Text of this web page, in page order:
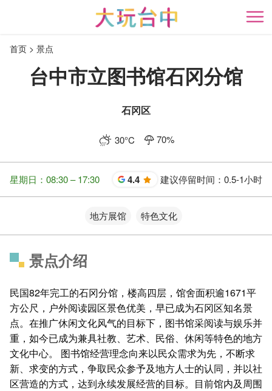
开
首页 景点
台中市立图书馆石冈分馆
石冈区
30°C 70%
星期日：08:30 – 17:30 4.4 星 建议停留时间： 0.5-1小时
地方展馆 特色文化
景点介绍
民国82年完工的石冈分馆，楼高四层，馆舍面积逾1671平
方公尺，户外阅读园区景色优美，早已成为石冈区知名景
点。在推广休闲文化风气的目标下，图书馆采阅读与娱乐并
重，如今已成为兼具社教、艺术、民俗、休闲等特色的地方
文化中心。 图书馆经营理念向来以民众需求为先，不断求
新、求变的方式，争取民众参予及地方人士的认同，并以社
区营造的方式，达到永续发展经营的目标。目前馆内及周围